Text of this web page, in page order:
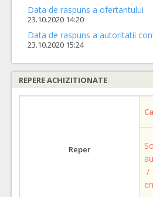
Data de raspuns a ofertantului
23.10.2020 14:20
Data de raspuns a autoritatii
23.10.2020 15:24
REPERE ACHIZITIONATE
Reper
/